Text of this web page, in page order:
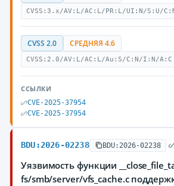
CVSS:3.x/AV:L/AC:L/PR:L/UI:N/S:U/
CVSS 2.0 СРЕДНЯЯ 4.6
CVSS:2.0/AV:L/AC:L/Au:S/C:N/I:N/A:C
ССЫЛКИ
CVE-2025-37954
CVE-2025-37954
BDU:2026-02238 BDU:2026-02238
Уязвимость функции
fs/smb/server/vfs_cache.c